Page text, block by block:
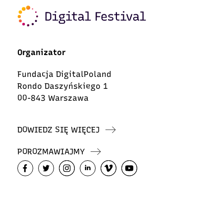
Organizator
Fundacja DigitalPoland
Rondo Daszyńskiego 1
00-843 Warszawa
DOWIEDZ SIĘ WIĘCEJ
POROZMAWIAJMY